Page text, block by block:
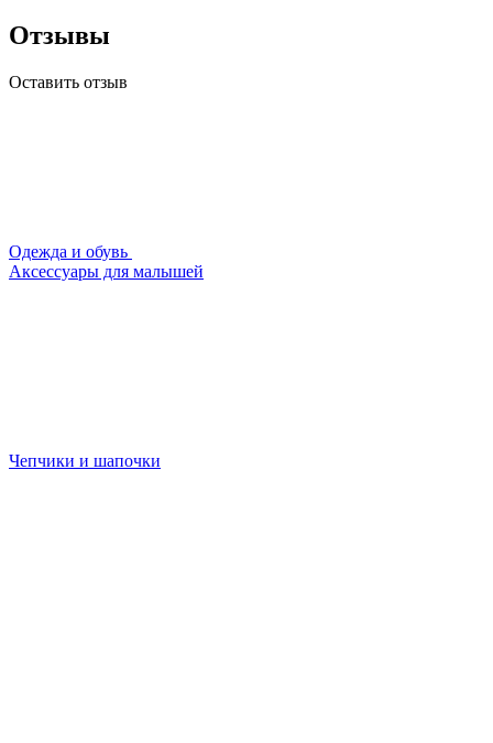
Отзывы
Оставить отзыв
Одежда и обувь
Аксессуары для малышей
Чепчики и шапочки